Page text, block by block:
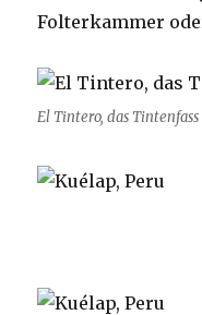
Folterkammer
El Tintero, das Tintenfass